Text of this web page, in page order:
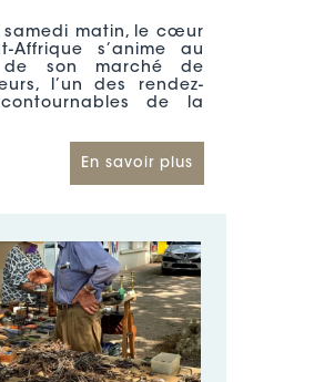
samedi matin, le cœur
Affrique s’anime au
de son marché de
l’un des rendez-
de la
En savoir plus